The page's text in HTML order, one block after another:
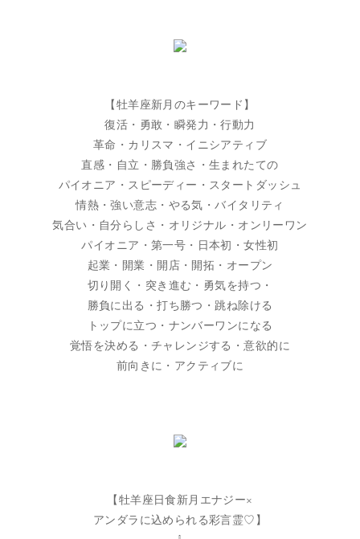
【牡羊座新月のキーワード】
復活・勇敢・瞬発力・行動力
革命・カリスマ・イニシアティブ
直感・自立・勝負強さ・生まれたての
パイオニア・スピーディー・スタートダッシュ
情熱・強い意志・やる気・バイタリティ
気合い・自分らしさ・オリジナル・オンリーワン
パイオニア・第一号・日本初・女性初
起業・開業・開店・開拓・オープン
切り開く・突き進む・勇気を持つ・
勝負に出る・打ち勝つ・跳ね除ける
トップに立つ・ナンバーワンになる
覚悟を決める・チャレンジする・意欲的に
前向きに・アクティブに
【牡羊座日食新月エナジー×
アンダラに込められる彩言霊♡】